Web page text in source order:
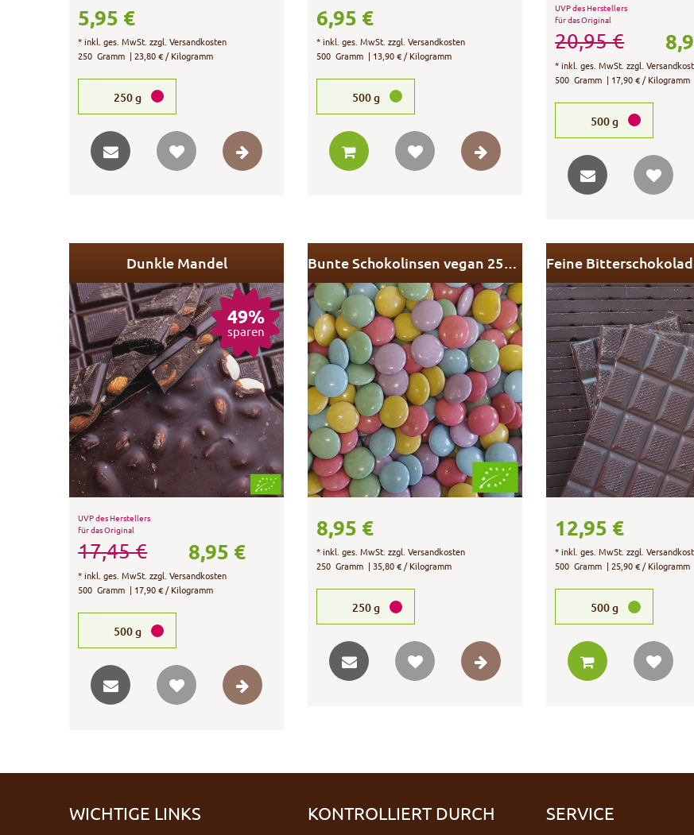
5,95 €
*inkl. ges. MwSt. zzgl.Versandkosten
250 Gramm | 23,80 € / Kilogramm
250g
6,95 €
*inkl. ges. MwSt. zzgl.Versandkosten
500 Gramm | 13,90 € / Kilogramm
500g
UVP des Herstellers
für das Original
20,95 €
*inkl. ges. MwSt. zzgl.
500 Gramm | 17,90 € / Kilogramm
500g
Dunkle Mandel
49%
sparen
UVP des Herstellers
für das Original
17,45 € 8,95 €
*inkl. ges. MwSt. zzgl.Versandkosten
500 Gramm | 17,90 € / Kilogramm
500g
Bunte Schokolinsen vegan 250 g
8,95 €
*inkl. ges. MwSt. zzgl.Versandkosten
250 Gramm | 35,80 € / Kilogramm
250g
12,95 €
*inkl. ges. MwSt. zzgl.
500 Gramm | 25,90 € / Kilogramm
500g
WICHTIGE LINKS KONTROLLIERT DURCH SERVICE